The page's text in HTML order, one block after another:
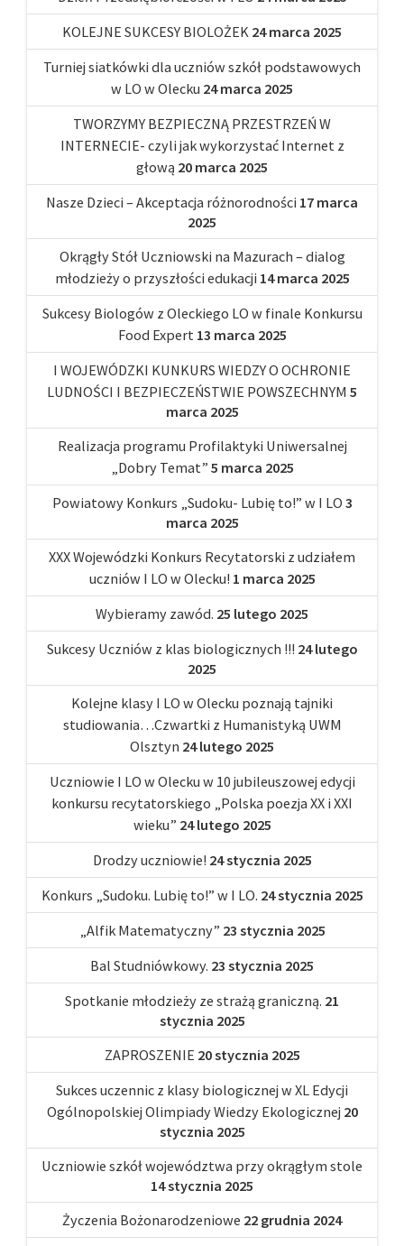
KOLEJNE SUKCESY BIOLOŻEK 24 marca 2025
Turniej siatkówki dla uczniów szkół podstawowych
w LO w Olecku 24 marca 2025
TWORZYMY BEZPIECZNĄ PRZESTRZEŃ W
INTERNECIE- czyli jak wykorzystać Internet z
głową 20 marca 2025
Nasze Dzieci – Akceptacja różnorodności 17 marca
2025
Okrągły Stół Uczniowski na Mazurach – dialog
młodzieży o przyszłości edukacji 14 marca 2025
Sukcesy Biologów z Oleckiego LO w finale Konkursu
Food Expert 13 marca 2025
I WOJEWÓDZKI KUNKURS WIEDZY O OCHRONIE
LUDNOŚCI I BEZPIECZEŃSTWIE POWSZECHNYM 5
marca 2025
Realizacja programu Profilaktyki Uniwersalnej
„Dobry Temat” 5 marca 2025
Powiatowy Konkurs „Sudoku- Lubię to!” w I LO 3
marca 2025
XXX Wojewódzki Konkurs Recytatorski z udziałem
uczniów I LO w Olecku! 1 marca 2025
Wybieramy zawód. 25 lutego 2025
Sukcesy Uczniów z klas biologicznych !!! 24 lutego
2025
Kolejne klasy I LO w Olecku poznają tajniki
studiowania…Czwartki z Humanistyką UWM
Olsztyn 24 lutego 2025
Uczniowie I LO w Olecku w 10 jubileuszowej edycji
konkursu recytatorskiego „Polska poezja XX i XXI
wieku” 24 lutego 2025
Drodzy uczniowie! 24 stycznia 2025
Konkurs „Sudoku. Lubię to!” w I LO. 24 stycznia 2025
„Alfik Matematyczny” 23 stycznia 2025
Bal Studniówkowy. 23 stycznia 2025
Spotkanie młodzieży ze strażą graniczną. 21
stycznia 2025
ZAPROSZENIE 20 stycznia 2025
Sukces uczennic z klasy biologicznej w XL Edycji
Ogólnopolskiej Olimpiady Wiedzy Ekologicznej 20
stycznia 2025
Uczniowie szkół województwa przy okrągłym stole
14 stycznia 2025
Życzenia Bożonarodzeniowe 22 grudnia 2024